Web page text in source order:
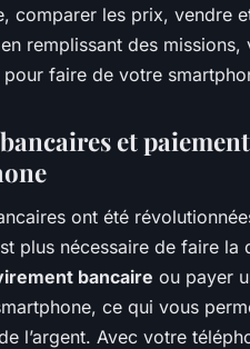
comparer les prix, vendre
remplissant des
faire de votre
et
ont été
plus nécessaire de faire
bancaire ou payer
ce qui vous
l’argent. Avec votre